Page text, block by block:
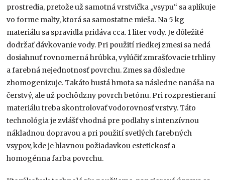
prostredia, pretože už samotná vrstvička „vsypu“ sa aplikuje
vo forme malty, ktorá sa samostatne mieša. Na 5 kg
materiálu sa spravidla pridáva cca. 1 liter vody. Je dôležité
dodržať dávkovanie vody. Pri použití riedkej zmesi sa nedá
dosiahnuť rovnomerná hrúbka, vylúčiť zmrašťovacie trhliny
a farebná nejednotnosť povrchu. Zmes sa dôsledne
zhomogenizuje. Takáto hustá hmota sa následne nanáša na
čerstvý, ale už pochôdzny povrch betónu. Pri rozprestieraní
materiálu treba skontrolovať vodorovnosť vrstvy. Táto
technológia je zvlášť vhodná pre podlahy s intenzívnou
nákladnou dopravou a pri použití svetlých farebných
vsypov, kde je hlavnou požiadavkou estetickosť a
homogénna farba povrchu.